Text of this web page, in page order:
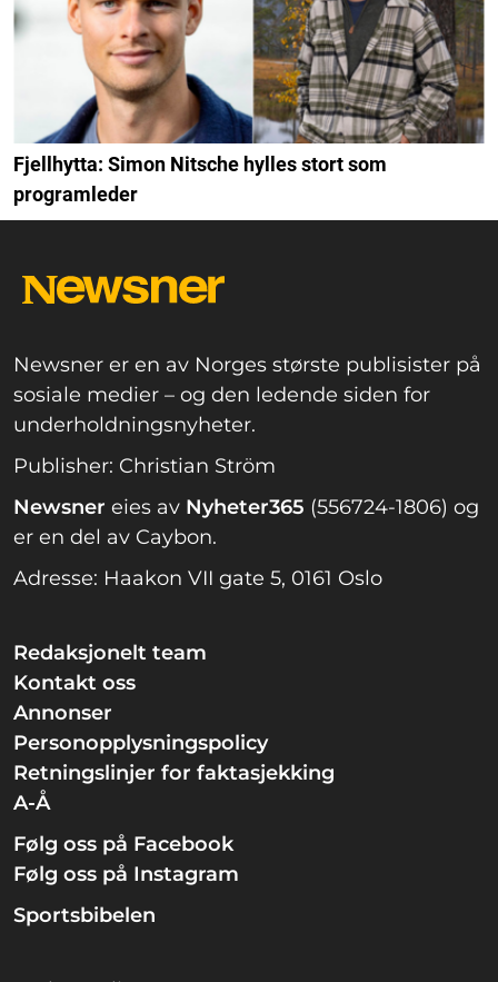
Fjellhytta: Simon Nitsche hylles stort som
programleder
Newsner er en av Norges største publisister på
sosiale medier – og den ledende siden for
underholdningsnyheter.
Publisher: Christian Ström
Newsner eies av Nyheter365 (556724-1806) og
er en del av Caybon.
Adresse: Haakon VII gate 5, 0161 Oslo
Redaksjonelt team
Kontakt oss
Annonser
Personopplysningspolicy
Retningslinjer for faktasjekking
A-Å
Følg oss på Facebook
Følg oss på Instagram
Sportsbibelen